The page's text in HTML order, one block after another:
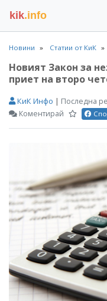
kik.info
Новини Статии от КиК
Новият Закон за
приет на второ
КиК Инфо | Последна
Коментирай